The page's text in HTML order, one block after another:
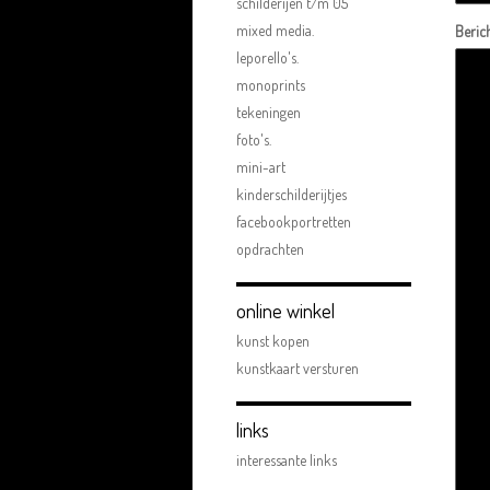
mixed media.
leporello's.
monoprints
tekeningen
foto's.
mini-art
kinderschilderijtjes
facebookportretten
opdrachten
online winkel
kunst kopen
kunstkaart versturen
links
interessante links